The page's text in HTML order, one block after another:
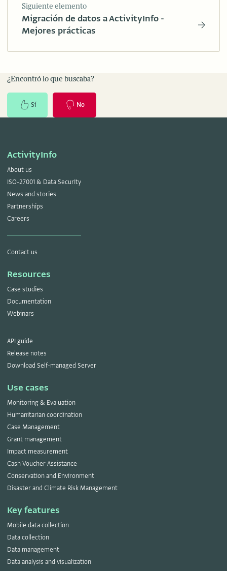
Siguiente elemento
Migración de datos a ActivityInfo -
Mejores prácticas
¿Encontró lo que buscaba?
Sí No
ActivityInfo
About us
ISO-27001 & Data Security
News and stories
Partnerships
Careers
Contact us
Resources
Case studies
Documentation
Webinars
API guide
Release notes
Download Self-managed Server
Use cases
Monitoring & Evaluation
Humanitarian coordination
Case Management
Grant management
Impact measurement
Cash Voucher Assistance
Conservation and Environment
Disaster and Climate Risk Management
Key features
Mobile data collection
Data collection
Data management
Data analysis and visualization